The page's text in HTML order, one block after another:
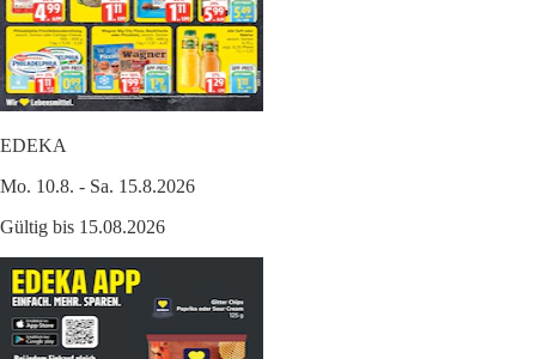
EDEKA
Mo. 10.8. - Sa. 15.8.2026
Gültig bis 15.08.2026